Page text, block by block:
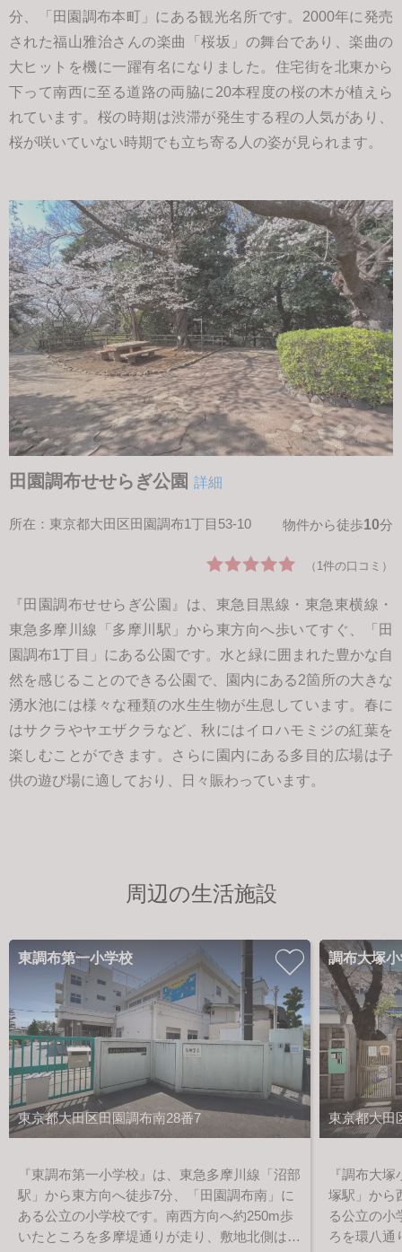
分、「田園調布本町」にある観光名所です。2000年に発売
された福山雅治さんの楽曲「桜坂」の舞台であり、楽曲の
大ヒットを機に一躍有名になりました。住宅街を北東から
下って南西に至る道路の両脇に20本程度の桜の木が植えら
れています。桜の時期は渋滞が発生する程の人気があり、
桜が咲いていない時期でも立ち寄る人の姿が見られます。
田園調布せせらぎ公園 詳細
所在：東京都大田区田園調布1丁目53-10 物件から徒歩10分
（1件の口コミ）
『田園調布せせらぎ公園』は、東急目黒線・東急東横線・
東急多摩川線「多摩川駅」から東方向へ歩いてすぐ、「田
園調布1丁目」にある公園です。水と緑に囲まれた豊かな自
然を感じることのできる公園で、園内にある2箇所の大きな
湧水池には様々な種類の水生生物が生息しています。春に
はサクラやヤエザクラなど、秋にはイロハモミジの紅葉を
楽しむことができます。さらに園内にある多目的広場は子
供の遊び場に適しており、日々賑わっています。
周辺の生活施設
東調布第一小学校
東京都大田区田園調布南28番7
『東調布第一小学校』は、東急多摩川線「沼部
駅」から東方向へ徒歩7分、「田園調布南」に
ある公立の小学校です。南西方向へ約250m歩
いたところを多摩堤通りが走り、敷地北側は道
調布大塚
東京都大田
『調布大
塚駅」から
る公立の小
ろを環八通